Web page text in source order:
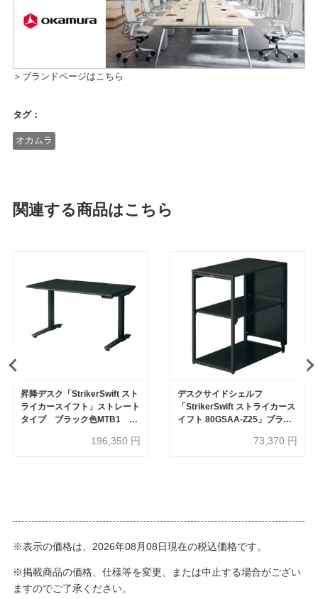
＞ブランドページはこちら
タグ：
オカムラ
関連する商品はこちら
昇降デスク「StrikerSwift スト
ライカースイフト」ストレート
タイプ ブラック色MTB1 全
196,350 円
デスクサイドシェルフ
「StrikerSwift ストライカース
イフト 80GSAA-Z25」ブラッ
73,370 円
※表示の価格は、2026年08月08日現在の税込価格です。
※掲載商品の価格、仕様等を変更、または中止する場合がござい
ますのでご了承ください。